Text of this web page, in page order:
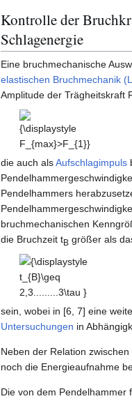
Kontrolle der
Schlagenergie
Eine bruchmechanische
elastischen Bruchmechanik
Amplitude der Trägheitskraft
{\displaystyle
F_{max}>F_{1}}
die auch alsAufschlagimpuls
Pendelhammers
bruchmechanischen
die Bruchzeit tB größer als
{\displaystyle
t_{B}\geq
2,3.........3\tau
sein, wobei in [6, 7] eine
Untersuchungen in
Neben der Relation
noch die Energieaufnahme
Die von dem Pendelhammer